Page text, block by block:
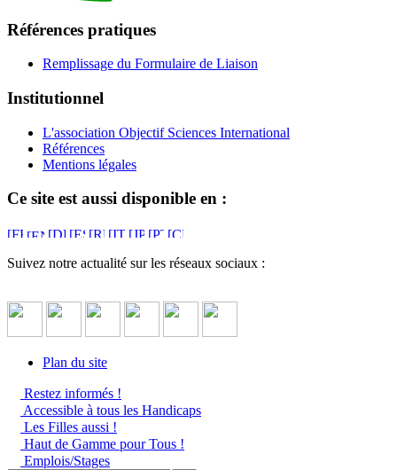
Références pratiques
Remplissage du Formulaire de Liaison
Institutionnel
L'association Objectif Sciences International
Références
Mentions légales
Ce site est aussi disponible en :
Suivez notre actualité sur les réseaux sociaux :
Plan du site
Restez informés !
Accessible à tous les Handicaps
Les Filles aussi !
Haut de Gamme pour Tous !
Emplois/Stages